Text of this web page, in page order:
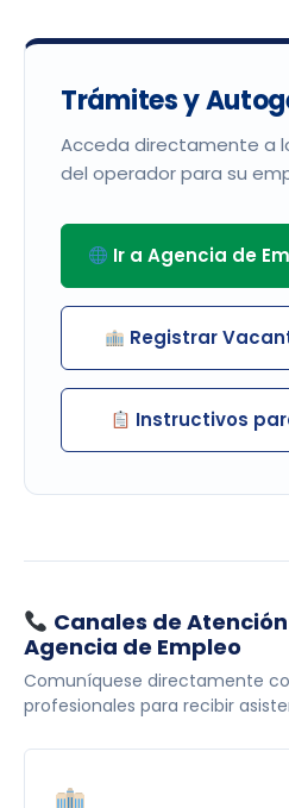
Trámites y
Acceda directamente a
del operador para su
Ir a Agencia de
Registrar
Instructivos
Canales de
Agencia de Empleo
Comuníquese directamente
profesionales para recibir